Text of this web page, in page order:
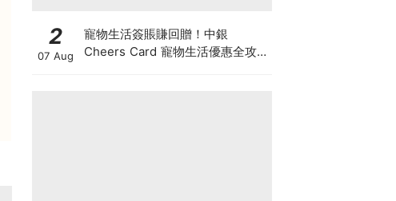
2
07 Aug
寵物生活簽賬賺回贈！中銀
Cheers Card 寵物生活優惠全攻